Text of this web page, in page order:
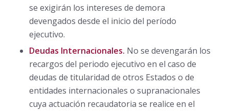
se exigirán los intereses de demora
devengados desde el inicio del período
ejecutivo.
Deudas Internacionales. No se devengarán los
recargos del periodo ejecutivo en el caso de
deudas de titularidad de otros Estados o de
entidades internacionales o supranacionales
cuya actuación recaudatoria se realice en el